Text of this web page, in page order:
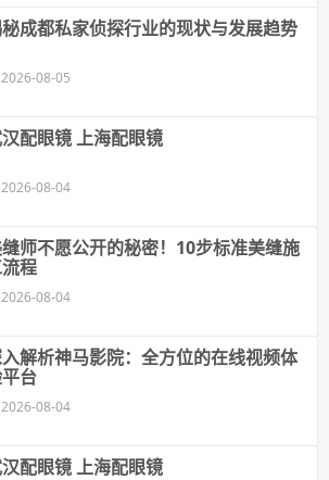
成都私家侦探行业的现状与发展趋势
2026-08-05
配眼镜 上海配眼镜
2026-08-04
师不愿公开的秘密！10步标准美缝施
程
2026-08-04
解析神马影院：全方位的在线视频体
台
2026-08-04
配眼镜 上海配眼镜